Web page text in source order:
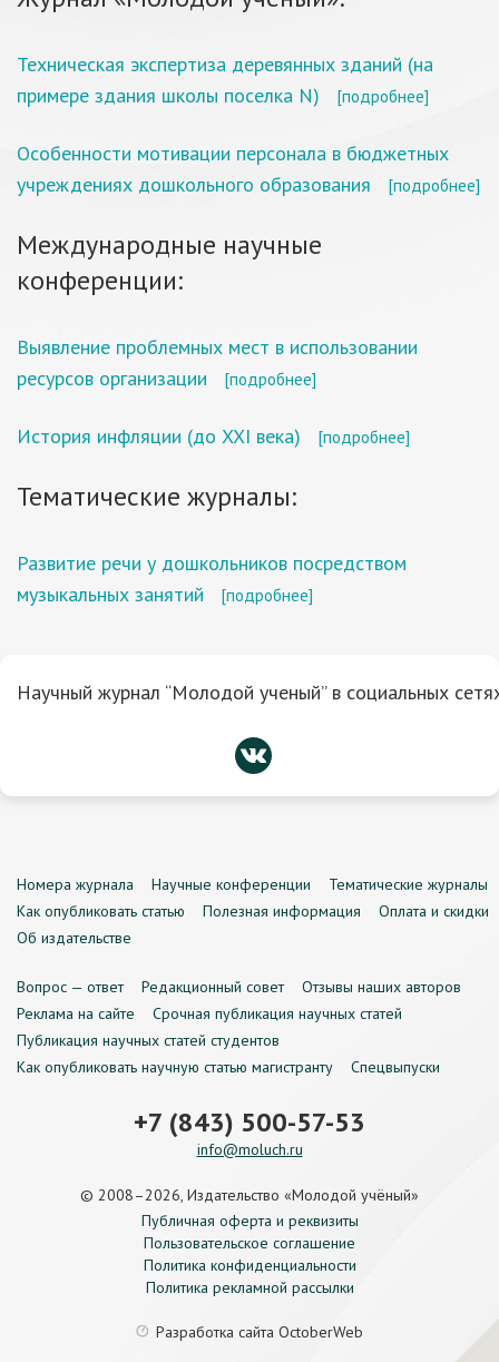
Техническая экспертиза деревянных зданий (на
примере здания школы поселка N)
[подробнее]
Особенности мотивации персонала в бюджетных
учреждениях дошкольного образования
[подробнее]
Международные научные
конференции:
Выявление проблемных мест в использовании
ресурсов организации
[подробнее]
История инфляции (до XXI века) [подробнее]
Тематические журналы:
Развитие речи у дошкольников посредством
музыкальных занятий
[подробнее]
Научный журнал “Молодой ученый” в социальных
Номера журнала Научные конференции
Тематические журналы
Как опубликовать статью
Полезная информация
Оплата и скидки
Об издательстве
Вопрос — ответ Редакционный совет
Отзывы наших авторов
Реклама на сайте
Срочная публикация научных статей
Публикация научных статей студентов
Как опубликовать научную статью магистранту
Спецвыпуски
+7 (843) 500-57-53
info@moluch.ru
© 2008–2026, Издательство «Молодой учёный»
Публичная оферта и реквизиты
Пользовательское соглашение
Политика конфиденциальности
Политика рекламной рассылки
Разработка сайта OctoberWeb